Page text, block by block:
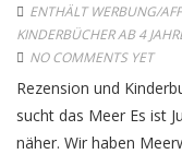
ENTHÄLT WERBUNG/
KINDERBÜCHER AB 4
NO COMMENTS YET
Rezension und
sucht das Meer Es ist
näher. Wir haben